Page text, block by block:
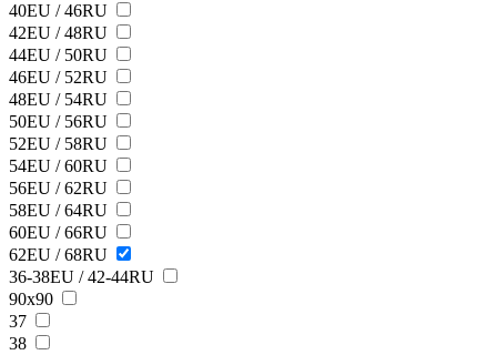
40EU / 46RU
42EU / 48RU
44EU / 50RU
46EU / 52RU
48EU / 54RU
50EU / 56RU
52EU / 58RU
54EU / 60RU
56EU / 62RU
58EU / 64RU
60EU / 66RU
62EU / 68RU
36-38EU / 42-44RU
90х90
37
38